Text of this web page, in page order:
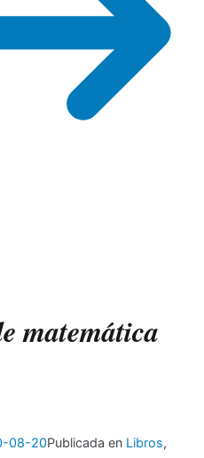
matemática
08-20Publicada en Libros,